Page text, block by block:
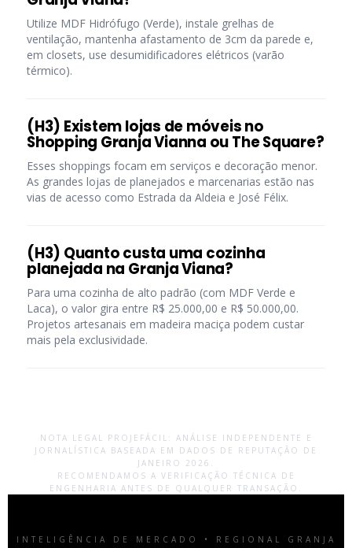
Utilize MDF Hidrófugo (Verde), instale grelhas de
ventilação, mantenha afastamento de 3cm da parede e,
em closets, use desumidificadores elétricos (varão
térmico).
(H3) Existem lojas de móveis no
Shopping Granja Vianna ou The Square?
Esses shoppings focam em serviços e decoração menor.
As grandes lojas de planejados e marcenarias estão nas
vias de acesso como Estrada da Aldeia e José Félix.
(H3) Quanto custa uma cozinha
planejada na Granja Viana?
Para uma cozinha de alto padrão (com MDF Verde e
Laca), o valor gira entre R$ 25.000,00 e R$ 50.000,00.
Projetos artesanais em madeira maciça podem custar
mais pela exclusividade.
NOTA LEGAL PROJEFÁCIL: ANÁLISE INDEPENDENTE E
JORNALÍSTICA BASEADA EM DADOS DE REPUTAÇÃO DE
JANEIRO 2026.
RECOMENDAMOS A VERIFICAÇÃO TÉCNICA DE
ENGENHARIA ANTES DE QUALQUER TRANSAÇÃO.
INTELIGÊNCIA DE MERCADO • REGIONAL GRANJA